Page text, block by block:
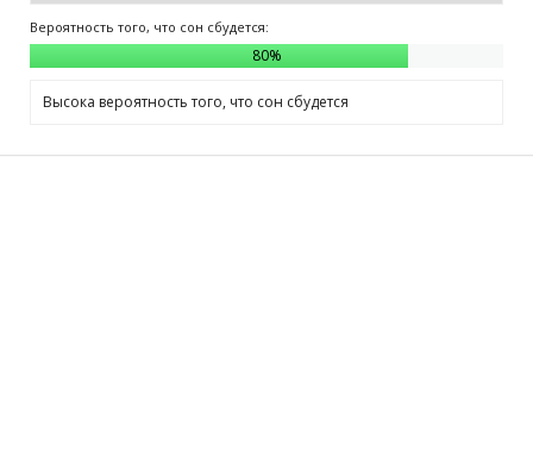
Вероятность того, что сон сбудется:
80%
Высока вероятность того, что сон сбудется